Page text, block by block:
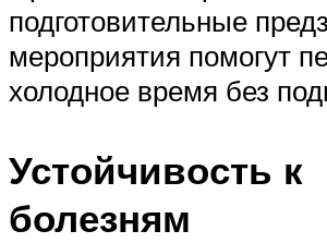
подготовительные
мероприятия помогут
холодное время без
Устойчивость к
болезням